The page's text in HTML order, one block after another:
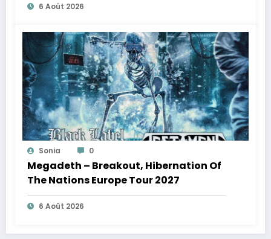
6 Août 2026
Sonia 0
Megadeth – Breakout, Hibernation Of
The Nations Europe Tour 2027
6 Août 2026